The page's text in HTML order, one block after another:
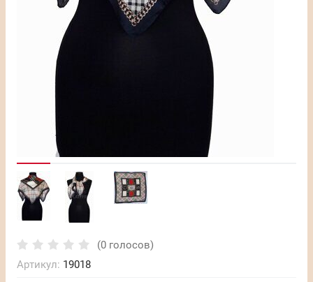
(0 голосов)
Артикул: 19018